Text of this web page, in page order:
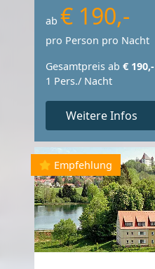
ab € 190,-
pro Person pro Nacht
Gesamtpreis ab € 190,-
1 Pers./ Nacht
Weitere Infos
Empfehlung